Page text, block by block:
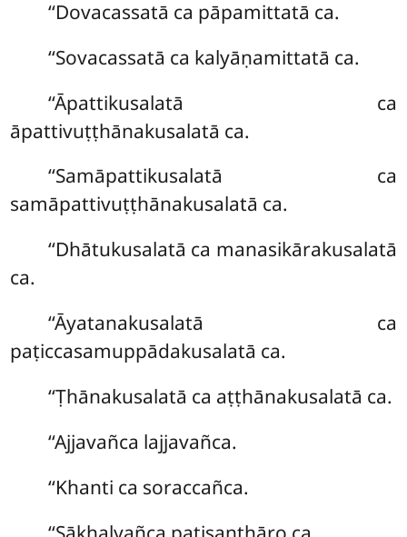
‘‘Dovacassatā ca pāpamittatā ca.
‘‘Sovacassatā ca kalyāṇamittatā ca.
‘‘Āpattikusalatā ca
āpattivuṭṭhānakusalatā ca.
‘‘Samāpattikusalatā ca
samāpattivuṭṭhānakusalatā ca.
‘‘Dhātukusalatā ca manasikārakusalatā
ca.
‘‘Āyatanakusalatā ca
paṭiccasamuppādakusalatā ca.
‘‘Ṭhānakusalatā ca aṭṭhānakusalatā ca.
‘‘Ajjavañca lajjavañca.
‘‘Khanti ca soraccañca.